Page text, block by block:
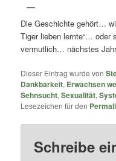
Die Geschichte gehört…
Tiger lieben lernte“… oder
vermutlich… nächstes
Dieser Eintrag wurde von
Dankbarkeit, Erwachsen
Sehnsucht,Sexualität,
Lesezeichen für den
Schreibe